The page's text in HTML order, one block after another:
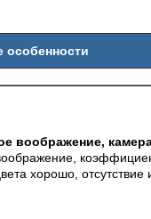
особенности
воображение,
хорошо, отсутствие